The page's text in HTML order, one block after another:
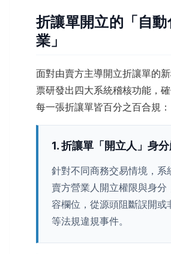
折讓單開立的「自
業」
面對由賣方主導開立折讓單的
票研發出四大系統稽核功能，
每一張折讓單皆百分之百合規：
1. 折讓單「開立人」身
針對不同商務交易情境，系
賣方營業人開立權限與身分
容欄位，從源頭阻斷誤開或
等法規違規事件。